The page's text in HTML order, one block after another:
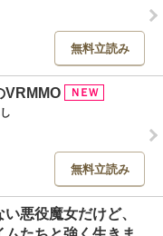
無料立読み
VRMMO
無料立読み
悪役魔女だけど、